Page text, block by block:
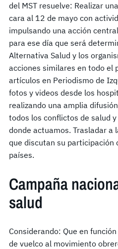
del MST resuelve: Realizar
cara al 12 de mayo con
impulsando una acción
para ese día que será
Alternativa Salud y los
acciones similares en todo el
artículos en Periodismo de
fotos y videos desde los
realizando una amplia
todos los conflictos de salud
donde actuamos. Trasladar a
que discutan su participación
países.
Campaña
salud
Considerando: Que en
de vuelco al movimiento